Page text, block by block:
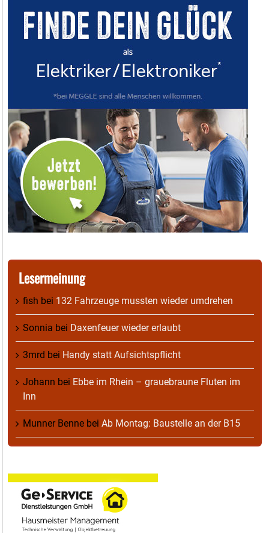
Lesermeinung
fish bei 132 Fahrzeuge mussten wieder umdrehen
Sonnia bei Daxenfeuer wieder erlaubt
3mrd bei Handy statt Aufsichtspflicht
Johann bei Ebbe im Rhein – grauebraune Fluten im
Inn
Munner Benne bei Ab Montag: Baustelle an der B15